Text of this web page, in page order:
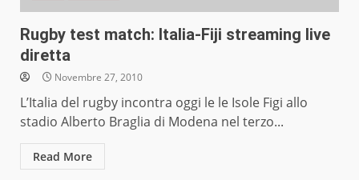
Rugby test match: Italia-Fiji streaming live
diretta
Novembre 27, 2010
L’Italia del rugby incontra oggi le le Isole Figi allo
stadio Alberto Braglia di Modena nel terzo...
Read More